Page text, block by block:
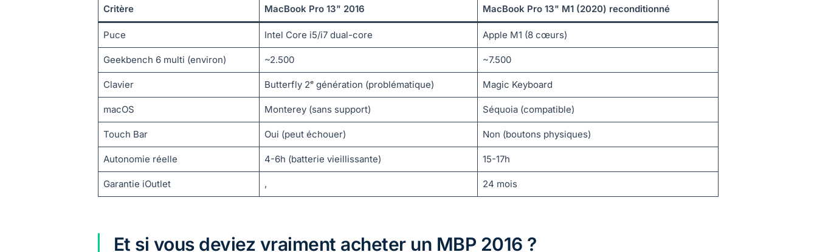
Critère MacBook Pro 13" 2016 MacBook Pro 13" M1 (2020) reconditionné
Puce Intel Core i5/i7 dual-core Apple M1 (8 cœurs)
Geekbench 6 multi (environ) ~2.500 ~7.500
Clavier Butterfly 2ᵉ génération (problématique) Magic Keyboard
macOS Monterey (sans support) Séquoia (compatible)
Touch Bar Oui (peut échouer) Non (boutons physiques)
Autonomie réelle 4-6h (batterie vieillissante) 15-17h
Garantie iOutlet , 24 mois
Et si vous deviez vraiment acheter un MBP 2016 ?